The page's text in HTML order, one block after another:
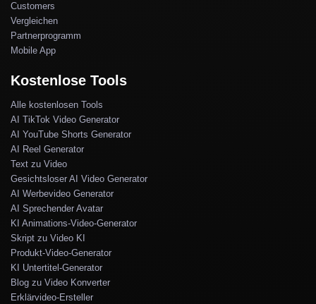
Customers
Vergleichen
Partnerprogramm
Mobile App
Kostenlose Tools
Alle kostenlosen Tools
AI TikTok Video Generator
AI YouTube Shorts Generator
AI Reel Generator
Text zu Video
Gesichtsloser AI Video Generator
AI Werbevideo Generator
AI Sprechender Avatar
KI Animations-Video-Generator
Skript zu Video KI
Produkt-Video-Generator
KI Untertitel-Generator
Blog zu Video Konverter
Erklärvideo-Ersteller